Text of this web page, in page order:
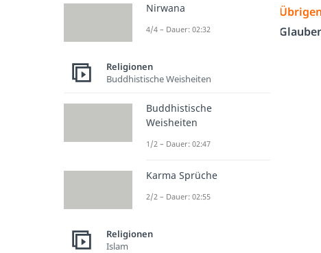
Nirwana
4/4 – Dauer: 02:32
Religionen
Buddhistische Weisheiten
Buddhistische
Weisheiten
1/2 – Dauer: 02:47
Karma Sprüche
2/2 – Dauer: 02:55
Religionen
Islam